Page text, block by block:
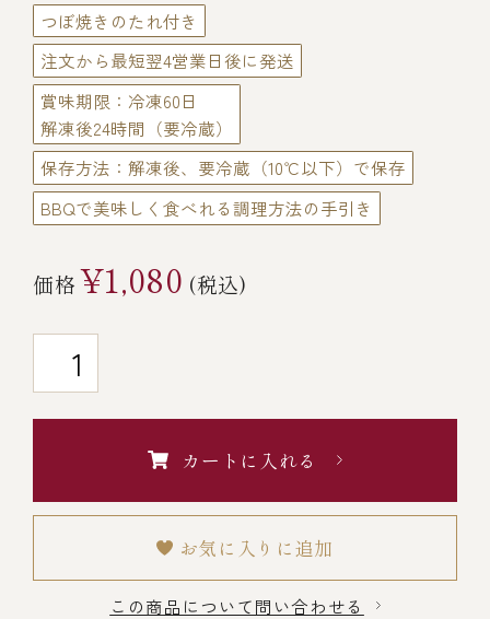
（中納言厨房）
中納言
その他
ギフト/贈り物
価格で探す
～￥2,999
￥3,000～￥4,999
￥10,000～￥14,999
￥15,000～￥19,999
つぼ焼きのたれ付き
注文から最短翌4営業日後に発送
賞味期限：冷凍60日
解凍後24時間（要冷蔵）
保存方法：解凍後、要冷蔵（10℃以下）で保存
BBQで美味しく食べれる調理方法の手引き
価格¥1,080 (税込)
カートに入れる
お気に入りに追加
この商品について問い合わせる